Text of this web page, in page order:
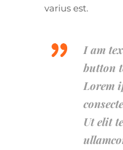
varius est.
I am
button
Lorem
Ut elit